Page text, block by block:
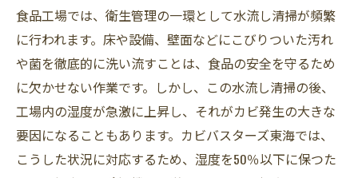
食品工場では、衛生管理の一環として水流し清掃が頻繁
に行われます。床や設備、壁面などにこびりついた汚れ
や菌を徹底的に洗い流すことは、食品の安全を守るため
に欠かせない作業です。しかし、この水流し清掃の後、
工場内の湿度が急激に上昇し、それがカビ発生の大きな
要因になることもあります。カビバスターズ東海では、
こうした状況に対応するため、湿度を50％以下に保つた